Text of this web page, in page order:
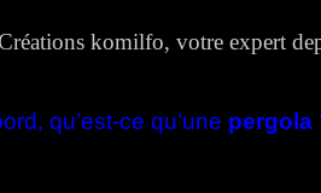
komilfo, votre expert
qu’est-ce qu’une pergola